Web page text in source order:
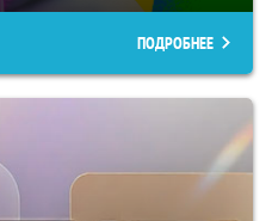
ПОДРОБНЕЕ